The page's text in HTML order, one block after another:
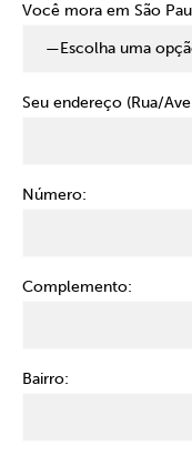
Você mora em São
Seu endereço (Rua/
Número:
Complemento:
Bairro: